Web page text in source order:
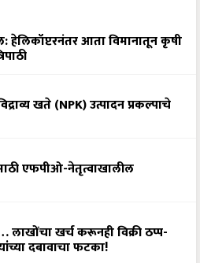
हेलिकॉप्टरनंतर आता विमानातून कृषी
खते (NPK) उत्पादन प्रकल्पाचे
एफपीओ-नेतृत्वाखालील
खर्च करूनही विक्री ठप्प-
दबावाचा फटका!